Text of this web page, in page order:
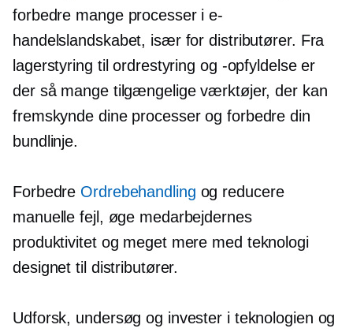
forbedre mange processer i e-
handelslandskabet, især for distributører. Fra
lagerstyring til ordrestyring og -opfyldelse er
der så mange tilgængelige værktøjer, der kan
fremskynde dine processer og forbedre din
bundlinje.
Forbedre Ordrebehandling og reducere
manuelle fejl, øge medarbejdernes
produktivitet og meget mere med teknologi
designet til distributører.
Udforsk, undersøg og invester i teknologien og